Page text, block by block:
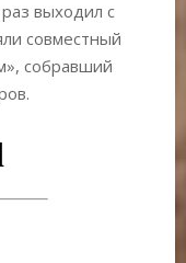
выходил с
совместный
собравший